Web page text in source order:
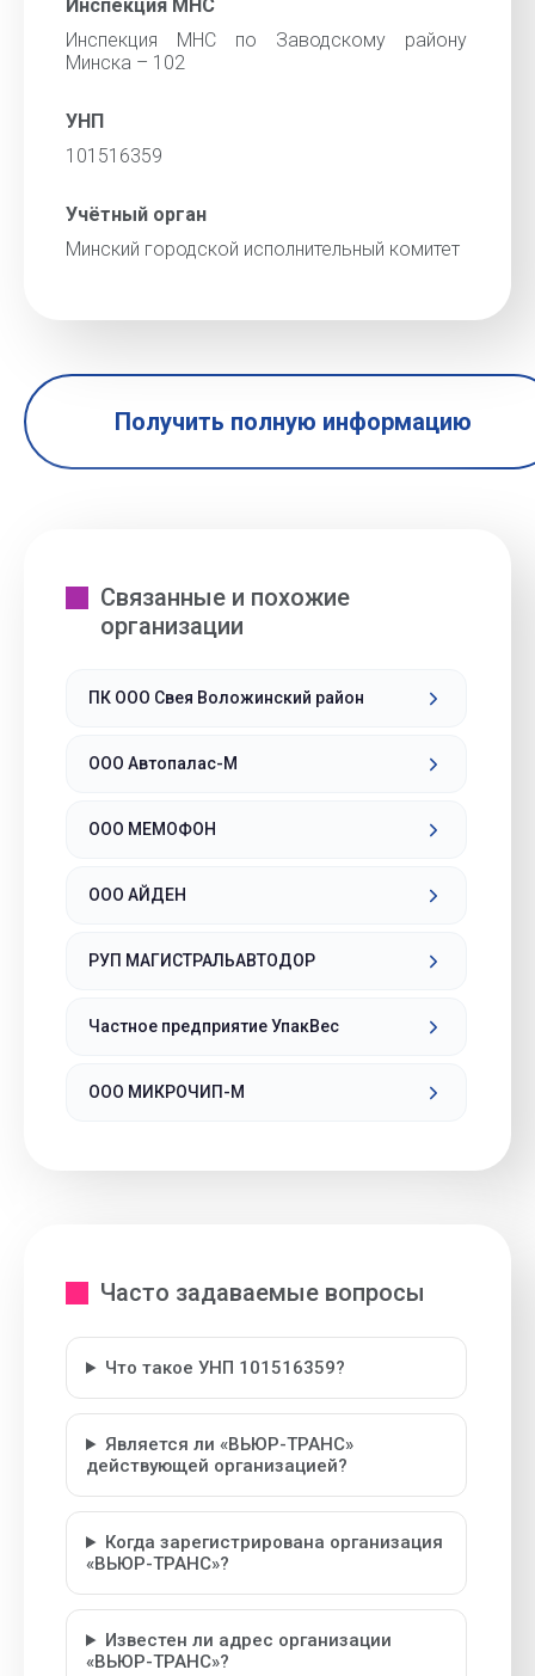
Инспекция МНС
Инспекция МНС по Заводскому району
Минска – 102
УНП
101516359
Учётный орган
Минский городской исполнительный комитет
Получить полную информацию
Связанные и похожие
организации
ПК ООО Свея Воложинский район
ООО Автопалас-М
ООО МЕМОФОН
ООО АЙДЕН
РУП МАГИСТРАЛЬАВТОДОР
Частное предприятие УпакВес
ООО МИКРОЧИП-М
Часто задаваемые вопросы
Что такое УНП 101516359?
Является ли «ВЬЮР-ТРАНС»
действующей организацией?
Когда зарегистрирована организация
«ВЬЮР-ТРАНС»?
Известен ли адрес организации
«ВЬЮР-ТРАНС»?